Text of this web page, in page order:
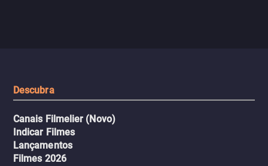
Descubra
Canais Filmelier (Novo)
Indicar Filmes
Lançamentos
Filmes 2026